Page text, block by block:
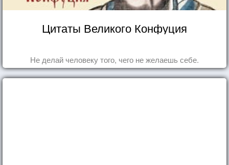
Цитаты Великого Конфуция
Не делай человеку того, чего не желаешь себе.